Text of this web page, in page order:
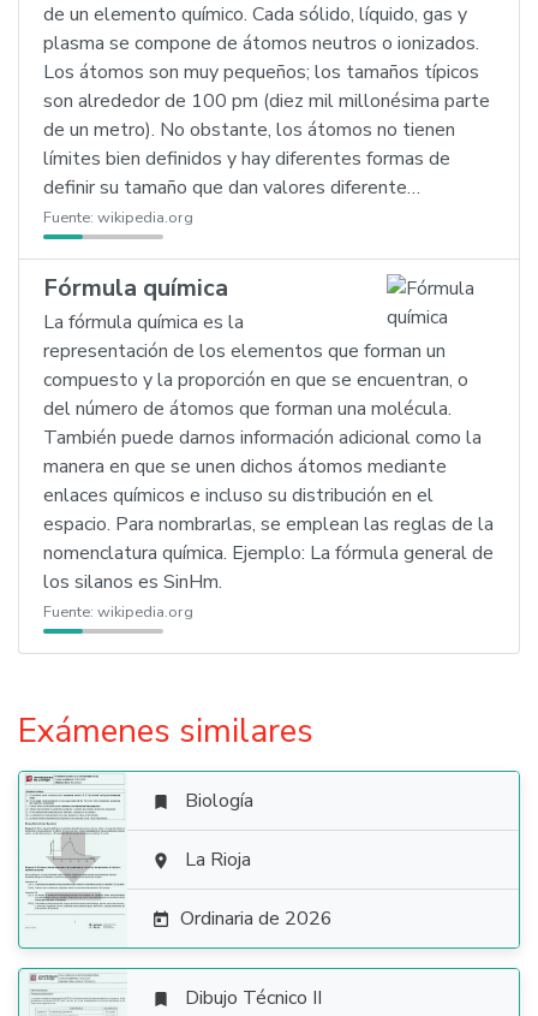
de un elemento químico. Cada sólido, líquido, gas y
plasma se compone de átomos neutros o ionizados.
Los átomos son muy pequeños; los tamaños típicos
son alrededor de 100 pm (diez mil millonésima parte
de un metro). No obstante, los átomos no tienen
límites bien definidos y hay diferentes formas de
definir su tamaño que dan valores diferente…
Fuente: wikipedia.org
Fórmula química
La fórmula química es la
representación de los elementos que forman un
compuesto y la proporción en que se encuentran, o
del número de átomos que forman una molécula.
También puede darnos información adicional como la
manera en que se unen dichos átomos mediante
enlaces químicos e incluso su distribución en el
espacio. Para nombrarlas, se emplean las reglas de la
nomenclatura química. Ejemplo: La fórmula general de
los silanos es SinHm.
Fuente: wikipedia.org
Exámenes similares

 Biología
 La Rioja
 Ordinaria de 2026
 Dibujo Técnico II